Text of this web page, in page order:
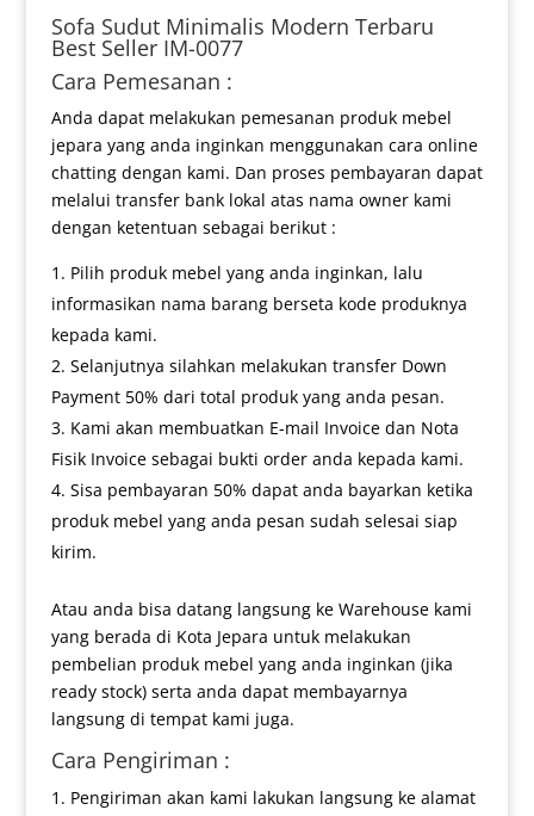
Sofa Sudut Minimalis Modern Terbaru
Best Seller IM-0077
Cara Pemesanan :
Anda dapat melakukan pemesanan produk mebel
jepara yang anda inginkan menggunakan cara online
chatting dengan kami. Dan proses pembayaran dapat
melalui transfer bank lokal atas nama owner kami
dengan ketentuan sebagai berikut :
Pilih produk mebel yang anda inginkan, lalu
informasikan nama barang berseta kode produknya
kepada kami.
Selanjutnya silahkan melakukan transfer Down
Payment 50% dari total produk yang anda pesan.
Kami akan membuatkan E-mail Invoice dan Nota
Fisik Invoice sebagai bukti order anda kepada kami.
Sisa pembayaran 50% dapat anda bayarkan ketika
produk mebel yang anda pesan sudah selesai siap
kirim.
Atau anda bisa datang langsung ke Warehouse kami
yang berada di Kota Jepara untuk melakukan
pembelian produk mebel yang anda inginkan (jika
ready stock) serta anda dapat membayarnya
langsung di tempat kami juga.
Cara Pengiriman :
Pengiriman akan kami lakukan langsung ke alamat